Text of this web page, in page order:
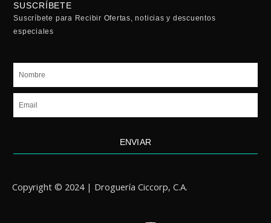
SUSCRÍBETE
Suscríbete para Recibir Ofertas, noticias y descuentos
especiales
Nombre
Email
ENVIAR
Copyright © 2024 | Droguería Ciccorp, C.A.